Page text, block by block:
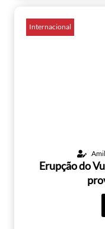
Internacional
Erupção do